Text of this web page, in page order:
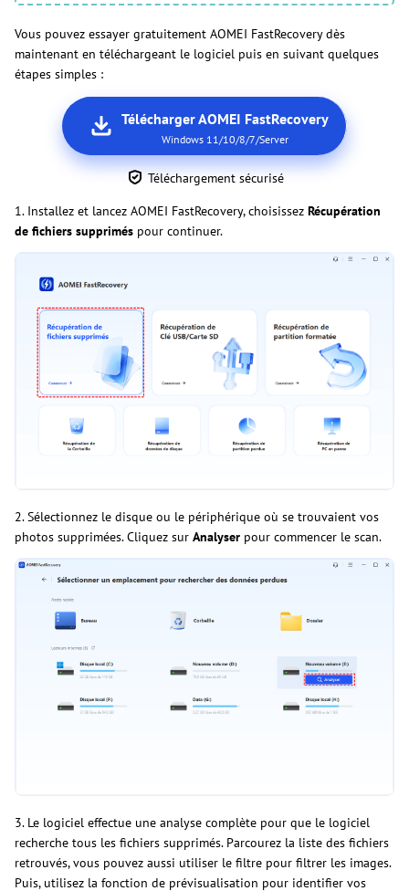
Vous pouvez essayer gratuitement AOMEI FastRecovery dès
maintenant en téléchargeant le logiciel puis en suivant quelques
étapes simples :
Télécharger AOMEI FastRecovery
Windows 11/10/8/7/Server
Téléchargement sécurisé
1. Installez et lancez AOMEI FastRecovery, choisissez Récupération
de fichiers supprimés pour continuer.
2. Sélectionnez le disque ou le périphérique où se trouvaient vos
photos supprimées. Cliquez sur Analyser pour commencer le scan.
3. Le logiciel effectue une analyse complète pour que le logiciel
recherche tous les fichiers supprimés. Parcourez la liste des fichiers
retrouvés, vous pouvez aussi utiliser le filtre pour filtrer les images.
Puis, utilisez la fonction de prévisualisation pour identifier vos